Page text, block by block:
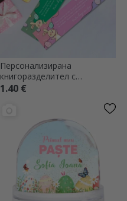
Персонализирана
книгоразделител с
великденско послание
1.40 €